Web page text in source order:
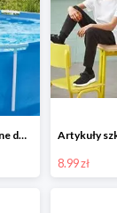
Sport i zabawa w Lidlu Online do -28%
8.99 zł